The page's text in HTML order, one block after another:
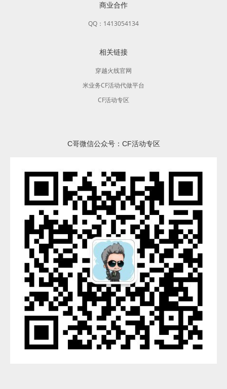
商业合作
QQ：1413054134
相关链接
穿越火线官网
米业务CF活动代做平台
CF活动专区
C哥微信公众号：CF活动专区